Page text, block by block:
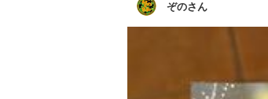
ぞのさん